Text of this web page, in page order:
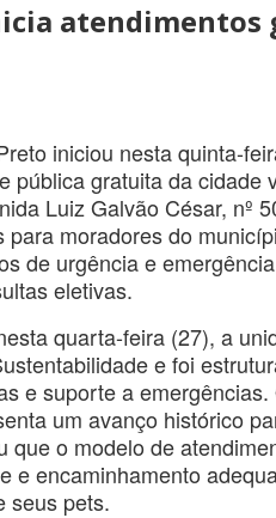
iniciou nesta quinta-
pública gratuita da
Luiz Galvão César, nº
moradores do
de urgência e
eletivas.
quarta-feira (27), a
e foi
e suporte a
um avanço histórico
que o modelo de
e encaminhamento
seus pets.